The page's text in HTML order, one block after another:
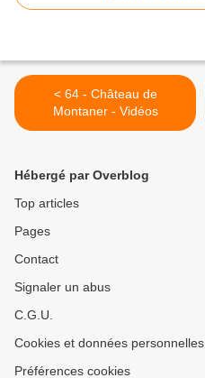
< 64 - Château de
Montaner - Vidéos
Hébergé par Overblog
Top articles
Pages
Contact
Signaler un abus
C.G.U.
Cookies et données personnelles
Préférences cookies